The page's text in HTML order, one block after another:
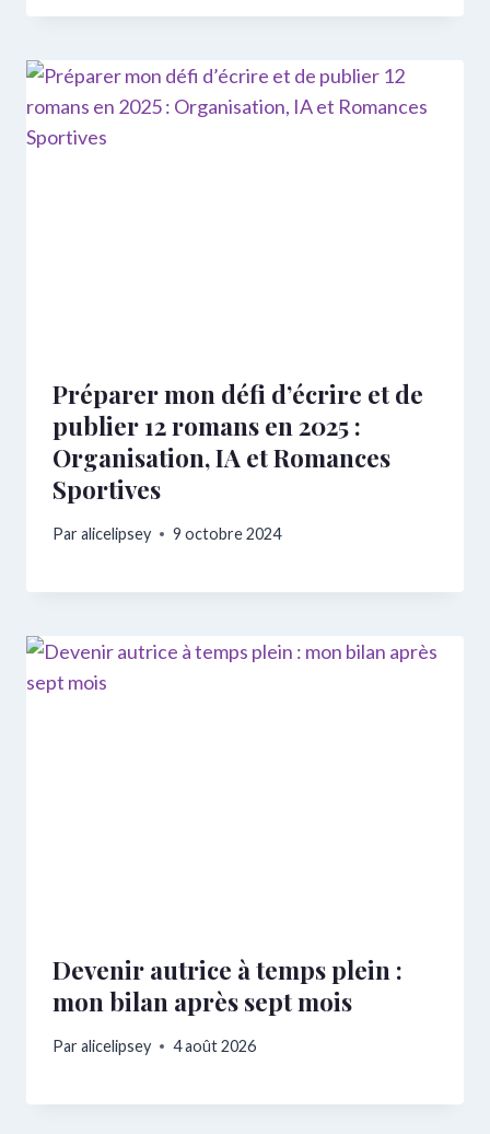
Préparer mon défi d’écrire et de
publier 12 romans en 2025 :
Organisation, IA et Romances
Sportives
Paralicelipsey 9 octobre 2024
Devenir autrice à temps plein :
mon bilan après sept mois
Paralicelipsey 4 août 2026